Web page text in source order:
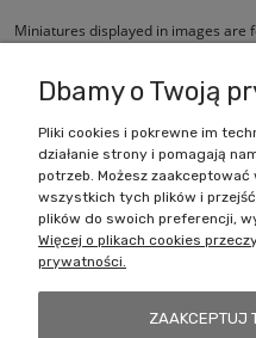
Miniatures displayed in images are
Dbamy o Twoją
Pliki cookies i pokrewne im
działanie strony i pomagają
potrzeb. Możesz
wszystkich tych plików i
plików do swoich preferencji,
Więcej o plikach cookies
prywatności.
ZAAKCEPTUJ